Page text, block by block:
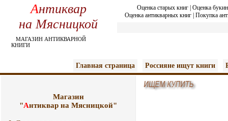
Антиквар
на Мясницкой
МАГАЗИН АНТИКВАРНОЙ
КНИГИ
Оценка старых книг| Оценка
Оценка антикварных книг Покупка
Главная страница Россияне ищут книги
Магазин
"Антиквар на Мясницкой"